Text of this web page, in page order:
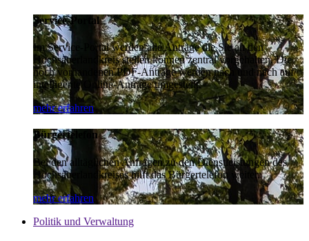
Service-Portal
Im Service-Portal werden alle Anträge die Sie an den
Hochsauerlandkreis stellen können zentral vorgehalten. Die
noch vorhandenen PDF-Anträge werden nach und nach auf
intelligente Online-Anträge umgestellt.
mehr erfahren
Bürgertelefon
Bei den alltäglichen Anfragen zu den Dienstleistungen des
Hochsauerlandkreises hilft das Bürgertelefon weiter.
mehr erfahren
Politik und Verwaltung